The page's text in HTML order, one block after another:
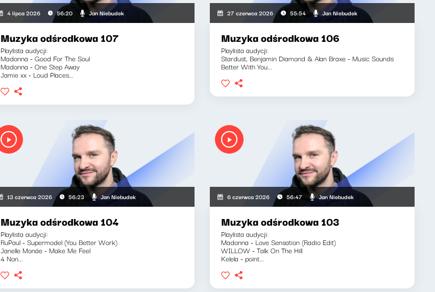
4 lipca 2026 56:20 Jan Niebudek
Muzyka odśrodkowa 107
Playlista audycji:
Madonna - Good For The Soul
Madonna - One Step Away
Jamie xx - Loud Places...
27 czerwca 2026 55:54 Jan Niebudek
Muzyka odśrodkowa 106
Playlista audycji:
Stardust, Benjamin Diamond & Alan Braxe - Music Sounds
Better With You...
13 czerwca 2026 56:23 Jan Niebudek
Muzyka odśrodkowa 104
Playlista audycji:
RuPaul - Supermodel (You Better Work)
Janelle Monáe - Make Me Feel
4 Non...
6 czerwca 2026 56:47 Jan Niebudek
Muzyka odśrodkowa 103
Playlista audycji:
Madonna - Love Sensation (Radio Edit)
WILLOW - Talk On The Hill
Kelela - point...